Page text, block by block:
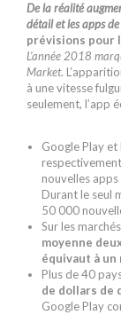
De la réalité
détail et les apps
prévisions pour
L’année 2018
Market.
à une vitesse
seulement, l’app
Google Play et
respectivement
nouvelles
Durant le seul
50 000
Sur les
moyenne
équivaut à un
Plus de 40
de dollars de
Google Play